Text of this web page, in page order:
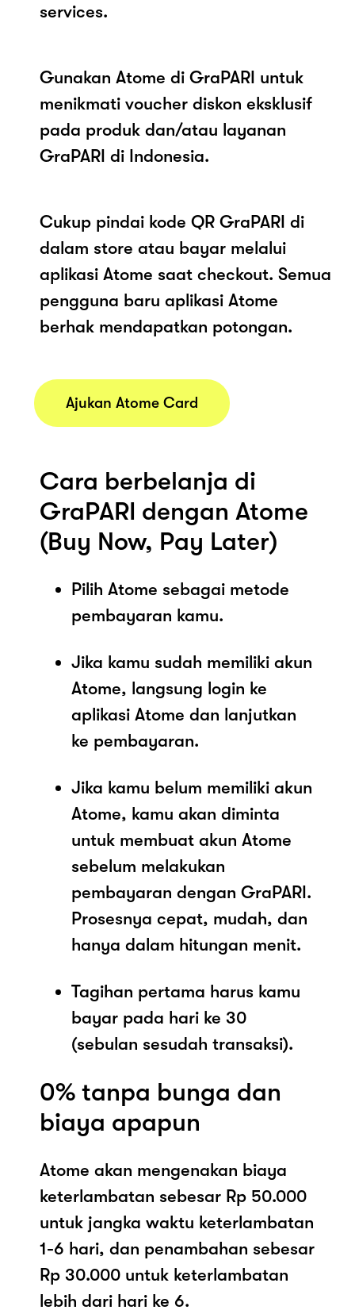
services.
Gunakan Atome di GraPARI untuk
menikmati voucher diskon eksklusif
pada produk dan/atau layanan
GraPARI di Indonesia.
Cukup pindai kode QR GraPARI di
dalam store atau bayar melalui
aplikasi Atome saat checkout. Semua
pengguna baru aplikasi Atome
berhak mendapatkan potongan.
Ajukan Atome Card
Cara berbelanja di
GraPARI dengan Atome
(Buy Now, Pay Later)
Pilih Atome sebagai metode
pembayaran kamu.
Jika kamu sudah memiliki akun
Atome, langsung login ke
aplikasi Atome dan lanjutkan
ke pembayaran.
Jika kamu belum memiliki akun
Atome, kamu akan diminta
untuk membuat akun Atome
sebelum melakukan
pembayaran dengan GraPARI.
Prosesnya cepat, mudah, dan
hanya dalam hitungan menit.
Tagihan pertama harus kamu
bayar pada hari ke 30
(sebulan sesudah transaksi).
0% tanpa bunga dan
biaya apapun
Atome akan mengenakan biaya
keterlambatan sebesar Rp 50.000
untuk jangka waktu keterlambatan
1-6 hari, dan penambahan sebesar
Rp 30.000 untuk keterlambatan
lebih dari hari ke 6.